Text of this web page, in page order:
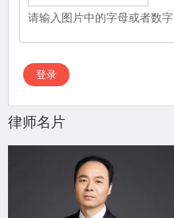
请输入图片中的字母或者数字
律师名片